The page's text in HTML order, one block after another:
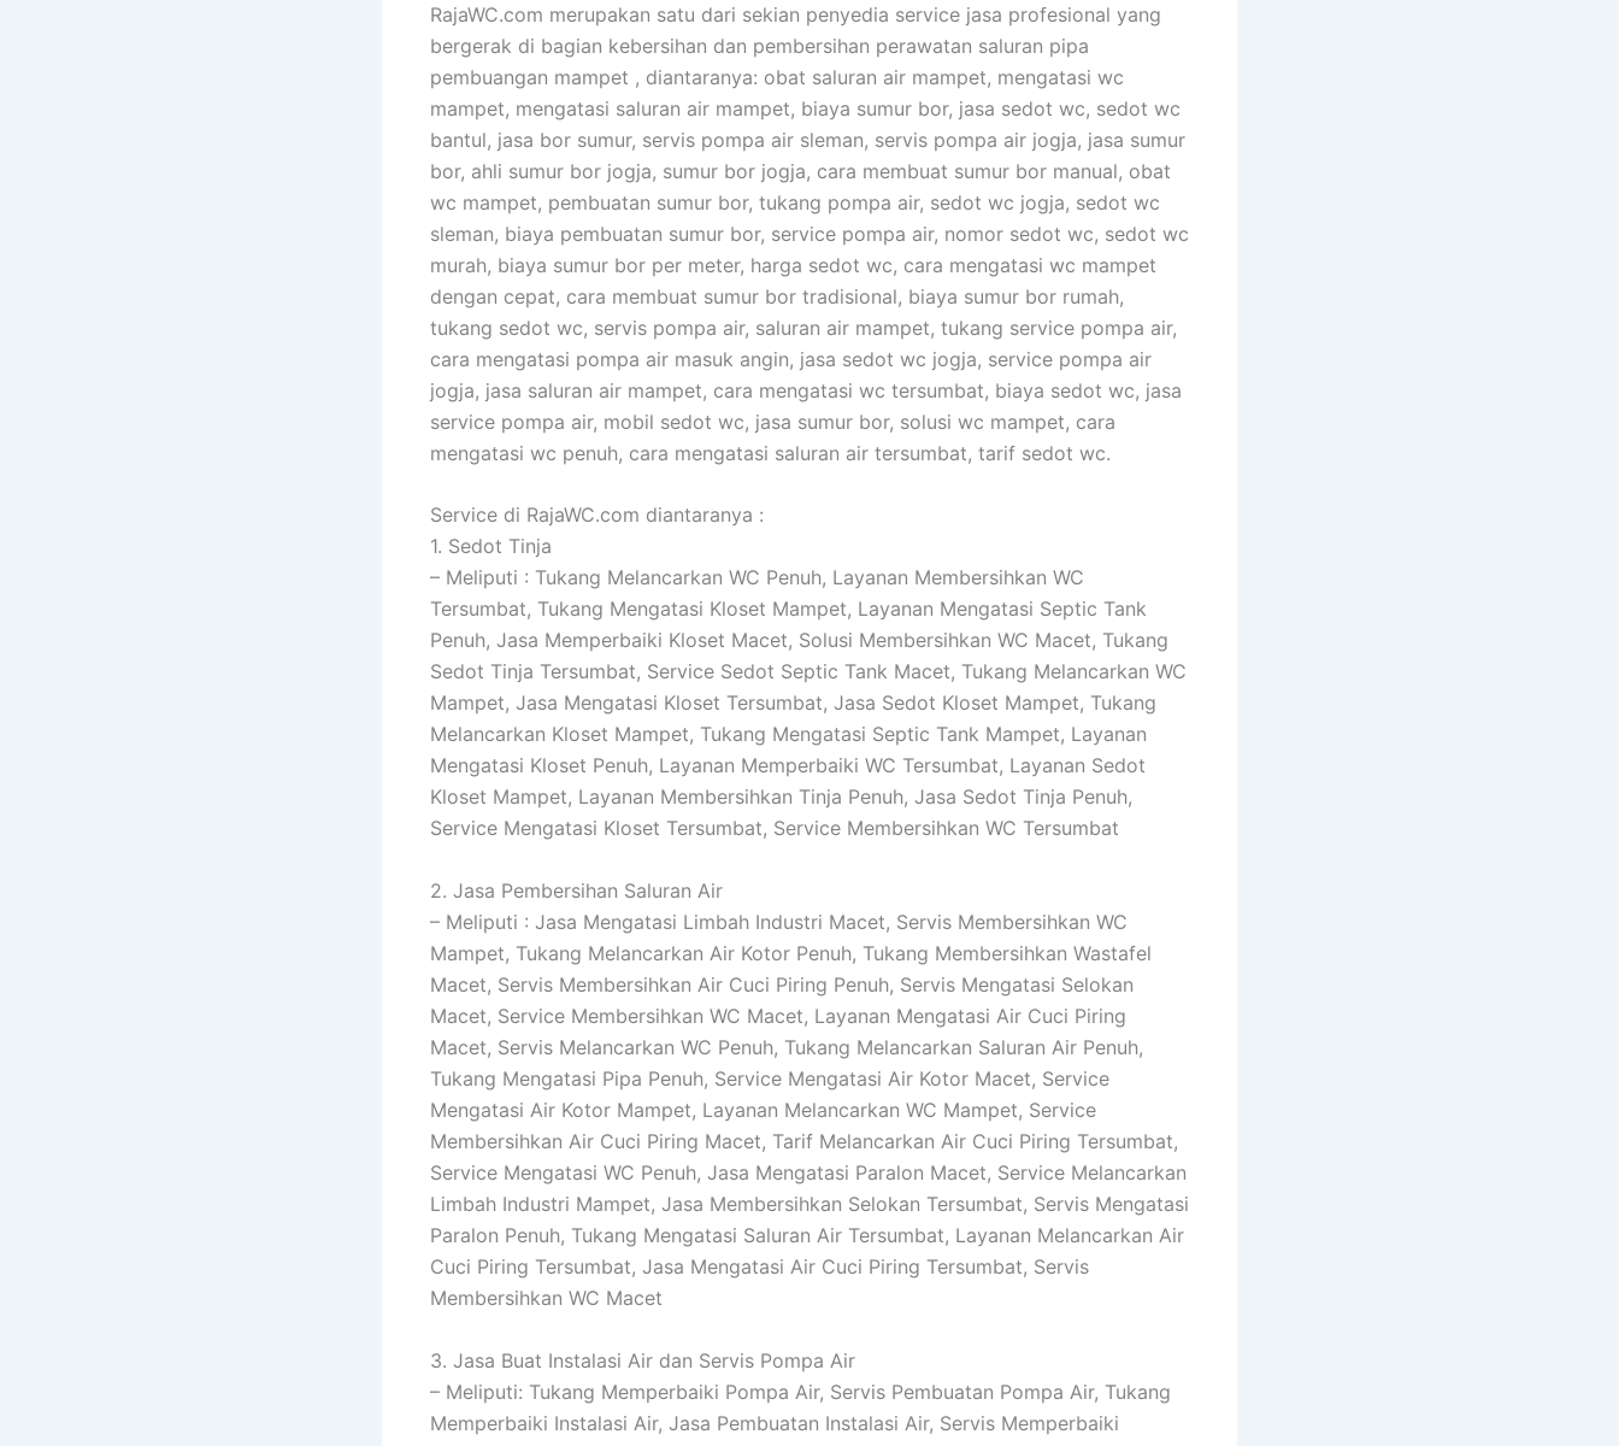
RajaWC.com merupakan satu dari sekian penyedia service jasa profesional yang
bergerak di bagian kebersihan dan pembersihan perawatan saluran pipa
pembuangan mampet , diantaranya: obat saluran air mampet, mengatasi wc
mampet, mengatasi saluran air mampet, biaya sumur bor, jasa sedot wc, sedot wc
bantul, jasa bor sumur, servis pompa air sleman, servis pompa air jogja, jasa sumur
bor, ahli sumur bor jogja, sumur bor jogja, cara membuat sumur bor manual, obat
wc mampet, pembuatan sumur bor, tukang pompa air, sedot wc jogja, sedot wc
sleman, biaya pembuatan sumur bor, service pompa air, nomor sedot wc, sedot wc
murah, biaya sumur bor per meter, harga sedot wc, cara mengatasi wc mampet
dengan cepat, cara membuat sumur bor tradisional, biaya sumur bor rumah,
tukang sedot wc, servis pompa air, saluran air mampet, tukang service pompa air,
cara mengatasi pompa air masuk angin, jasa sedot wc jogja, service pompa air
jogja, jasa saluran air mampet, cara mengatasi wc tersumbat, biaya sedot wc, jasa
service pompa air, mobil sedot wc, jasa sumur bor, solusi wc mampet, cara
mengatasi wc penuh, cara mengatasi saluran air tersumbat, tarif sedot wc.
Service di RajaWC.com diantaranya :
1. Sedot Tinja
– Meliputi : Tukang Melancarkan WC Penuh, Layanan Membersihkan WC
Tersumbat, Tukang Mengatasi Kloset Mampet, Layanan Mengatasi Septic Tank
Penuh, Jasa Memperbaiki Kloset Macet, Solusi Membersihkan WC Macet, Tukang
Sedot Tinja Tersumbat, Service Sedot Septic Tank Macet, Tukang Melancarkan WC
Mampet, Jasa Mengatasi Kloset Tersumbat, Jasa Sedot Kloset Mampet, Tukang
Melancarkan Kloset Mampet, Tukang Mengatasi Septic Tank Mampet, Layanan
Mengatasi Kloset Penuh, Layanan Memperbaiki WC Tersumbat, Layanan Sedot
Kloset Mampet, Layanan Membersihkan Tinja Penuh, Jasa Sedot Tinja Penuh,
Service Mengatasi Kloset Tersumbat, Service Membersihkan WC Tersumbat
2. Jasa Pembersihan Saluran Air
– Meliputi : Jasa Mengatasi Limbah Industri Macet, Servis Membersihkan WC
Mampet, Tukang Melancarkan Air Kotor Penuh, Tukang Membersihkan Wastafel
Macet, Servis Membersihkan Air Cuci Piring Penuh, Servis Mengatasi Selokan
Macet, Service Membersihkan WC Macet, Layanan Mengatasi Air Cuci Piring
Macet, Servis Melancarkan WC Penuh, Tukang Melancarkan Saluran Air Penuh,
Tukang Mengatasi Pipa Penuh, Service Mengatasi Air Kotor Macet, Service
Mengatasi Air Kotor Mampet, Layanan Melancarkan WC Mampet, Service
Membersihkan Air Cuci Piring Macet, Tarif Melancarkan Air Cuci Piring Tersumbat,
Service Mengatasi WC Penuh, Jasa Mengatasi Paralon Macet, Service Melancarkan
Limbah Industri Mampet, Jasa Membersihkan Selokan Tersumbat, Servis Mengatasi
Paralon Penuh, Tukang Mengatasi Saluran Air Tersumbat, Layanan Melancarkan Air
Cuci Piring Tersumbat, Jasa Mengatasi Air Cuci Piring Tersumbat, Servis
Membersihkan WC Macet
3. Jasa Buat Instalasi Air dan Servis Pompa Air
– Meliputi: Tukang Memperbaiki Pompa Air, Servis Pembuatan Pompa Air, Tukang
Memperbaiki Instalasi Air, Jasa Pembuatan Instalasi Air, Servis Memperbaiki